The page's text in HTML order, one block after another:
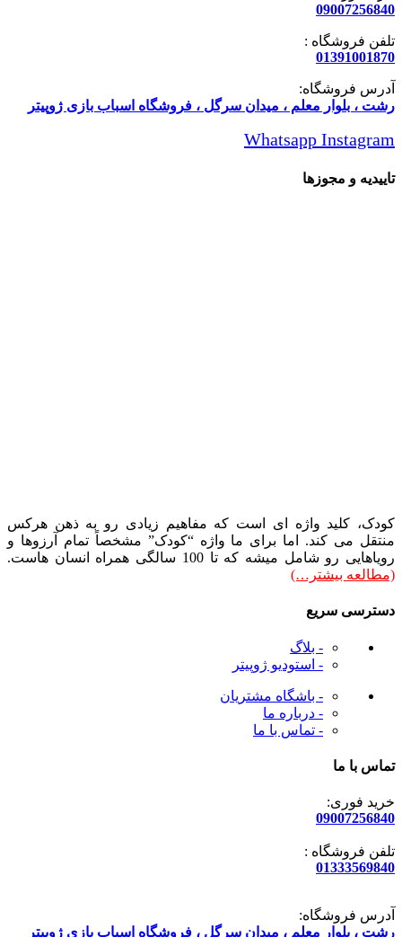
09007256840
تلفن فروشگاه :
01391001870
آدرس فروشگاه:
رشت ، بلوار معلم ، میدان سرگل ، فروشگاه اسباب بازی ژوپیتر
Whatsapp Instagram
تاییدیه و مجوزها
کودک، کلید واژه ای است که مفاهیم زیادی رو به ذهن هرکس
منتقل می کند. اما برای ما واژه “کودک” مشخصاً تمام آرزوها و
رویاهایی رو شامل میشه که تا 100 سالگی همراه انسان هاست.
(مطالعه بیشتر…)
دسترسی سریع
- بلاگ
- استودیو ژوپیتر
- باشگاه مشتریان
- درباره ما
- تماس با ما
تماس با ما
خرید فوری:
09007256840
تلفن فروشگاه :
01333569840
آدرس فروشگاه:
رشت ، بلوار معلم ، میدان سرگل ، فروشگاه اسباب بازی ژوپیتر